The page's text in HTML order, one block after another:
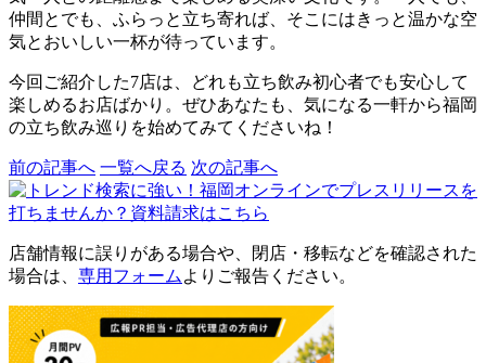
仲間とでも、ふらっと立ち寄れば、そこにはきっと温かな空
気とおいしい一杯が待っています。
今回ご紹介した7店は、どれも立ち飲み初心者でも安心して
楽しめるお店ばかり。ぜひあなたも、気になる一軒から福岡
の立ち飲み巡りを始めてみてくださいね！
前の記事へ 一覧へ戻る 次の記事へ
店舗情報に誤りがある場合や、閉店・移転などを確認された
場合は、 専用フォーム よりご報告ください。